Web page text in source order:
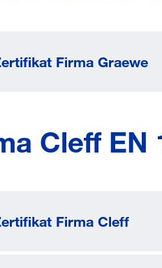
Firma Graewe
Cleff EN
Firma Cleff